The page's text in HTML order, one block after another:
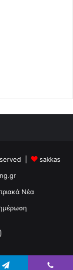
|
sakkas
Νέα
Instagram